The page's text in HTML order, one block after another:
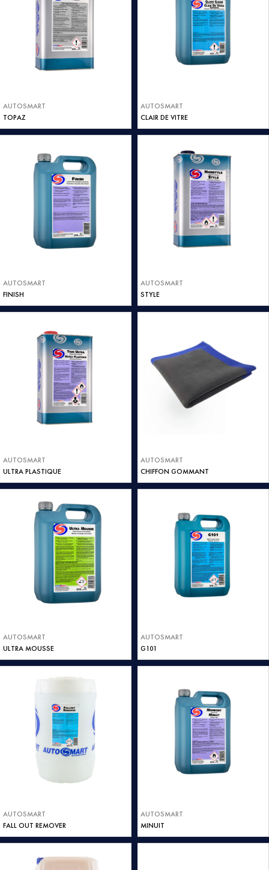
AUTOSMART
TOPAZ
AUTOSMART
CLAIR DE VITRE
AUTOSMART
FINISH
AUTOSMART
STYLE
AUTOSMART
ULTRA PLASTIQUE
AUTOSMART
CHIFFON GOMMANT
AUTOSMART
ULTRA MOUSSE
AUTOSMART
G101
AUTOSMART
FALL OUT REMOVER
AUTOSMART
MINUIT